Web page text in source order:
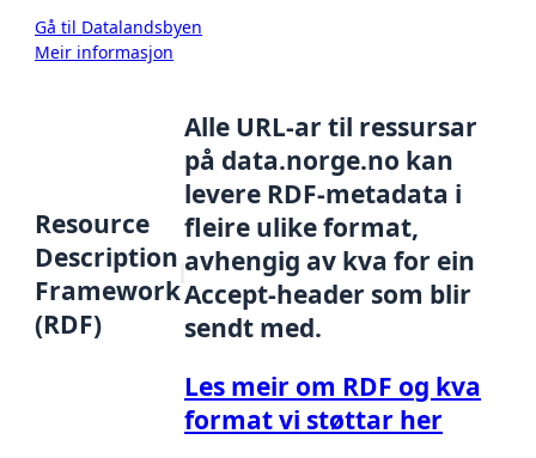
Gå til Datalandsbyen
Meir informasjon
Resource
Description
Framework
(RDF)
Alle URL-ar til ressursar
på data.norge.no kan
levere RDF-metadata i
fleire ulike format,
avhengig av kva for ein
Accept-header som blir
sendt med.
Les meir om RDF og kva
format vi støttar her